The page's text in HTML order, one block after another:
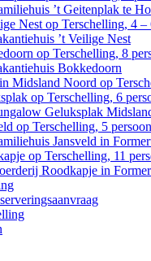
’t Geitenplak te
Nest op Terschelling, 4
’t Veilige Nest
op Terschelling, 8
Bokkedoorn
Midsland Noord op
op Terschelling, 6
Geluksplak
op Terschelling, 5
Jansveld in
op Terschelling, 11
Roodkapje in